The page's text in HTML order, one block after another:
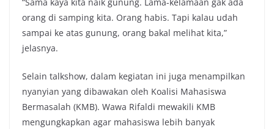
“Sama kaya kita naik gunung. Lama-kelamaan gak ada
orang di samping kita. Orang habis. Tapi kalau udah
sampai ke atas gunung, orang bakal melihat kita,”
jelasnya.
Selain talkshow, dalam kegiatan ini juga menampilkan
nyanyian yang dibawakan oleh Koalisi Mahasiswa
Bermasalah (KMB). Wawa Rifaldi mewakili KMB
mengungkapkan agar mahasiswa lebih banyak